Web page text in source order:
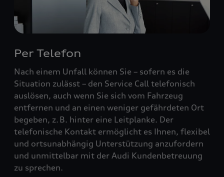
Per Telefon
Nach einem Unfall können Sie – sofern es die
Situation zulässt – den Service Call telefonisch
auslösen, auch wenn Sie sich vom Fahrzeug
entfernen und an einen weniger gefährdeten Ort
begeben, z. B. hinter eine Leitplanke. Der
telefonische Kontakt ermöglicht es Ihnen, flexibel
und ortsunabhängig Unterstützung anzufordern
und unmittelbar mit der Audi Kundenbetreuung
zu sprechen.